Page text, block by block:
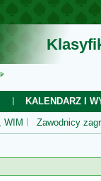
KALENDARZ I
WIM Zawodnicy